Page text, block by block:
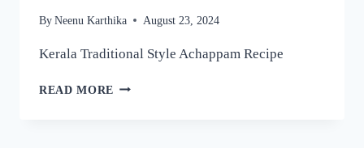
By Neenu Karthika August 23, 2024
Kerala Traditional Style Achappam Recipe
READ MORE അരി